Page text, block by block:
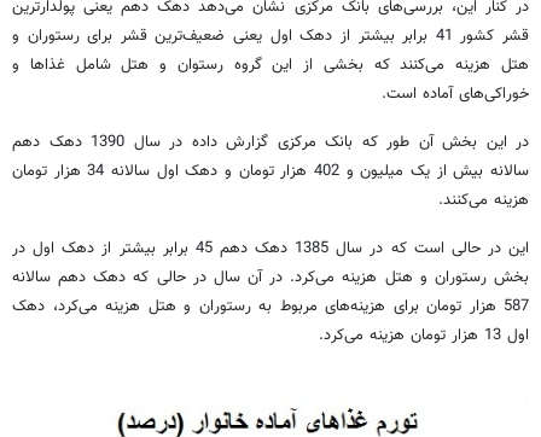
در کنار این، بررسیهای بانک مرکزی نشان میدهد دهک دهم یعنی پولدارترین
قشر کشور 41 برابر بیشتر از دهک اول یعنی ضعیف
ترین قشر برای رستوران و
هتل هزینه میکنند که بخشی از این گروه رستوان و هتل شامل غذاها و
خوراکیهای آماده است.
در این بخش آن طور که بانک مرکزی گزارش داده در سال 1390 دهک دهم
سالانه بیش از یک میلیون و 402 هزار تومان و دهک اول سالانه 34 هزار تومان
هزینه میکنند.
این در حالی است که در سال 1385 دهک دهم 45 برابر بیشتر از دهک اول در
بخش رستوران و هتل هزینه میکرد. در آن سال در حالی که دهک دهم سالانه
587 هزار تومان برای هزینه
های مربوط به رستوران و هتل هزینه میکرد، دهک
اول 13 هزار تومان هزینه می
کرد.